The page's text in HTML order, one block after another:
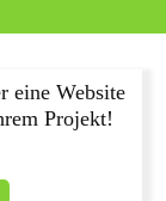
eine Website
Projekt!